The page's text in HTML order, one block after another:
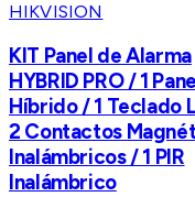
HIKVISION
KIT Panel de Alarma
HYBRID PRO / 1
Híbrido / 1 Teclado
2 Contactos
Inalámbricos / 1 PIR
Inalámbrico